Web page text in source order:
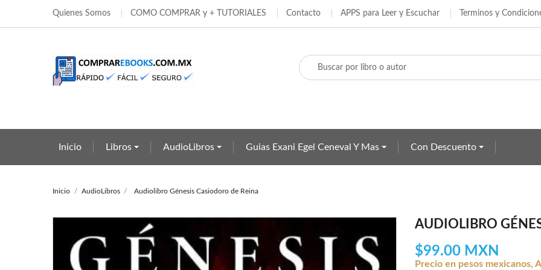
Crear nueva lista
Nombre de la lista de deseos
Debe iniciar sesión para guardar productos en su lista de deseos.
Quienes Somos COMO COMPRAR y + TUTORIALES Contacto APPS para Leer y Escuchar Terminos y
Inicio Libros AudioLibros Guias Exani Egel Ceneval Y Mas Con Descuento
Inicio AudioLibros Audiolibro Génesis Casiodoro de Reina
AUDIOLIBRO
$99.00 MXN
Precio en pesos mexicanos,